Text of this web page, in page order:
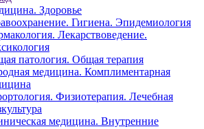
Здоровье
Гигиена. Эпидемиология
Лекарствоведение.
патология. Общая терапия
медицина. Комплиментарная
Физиотерапия. Лечебная
медицина. Внутренние